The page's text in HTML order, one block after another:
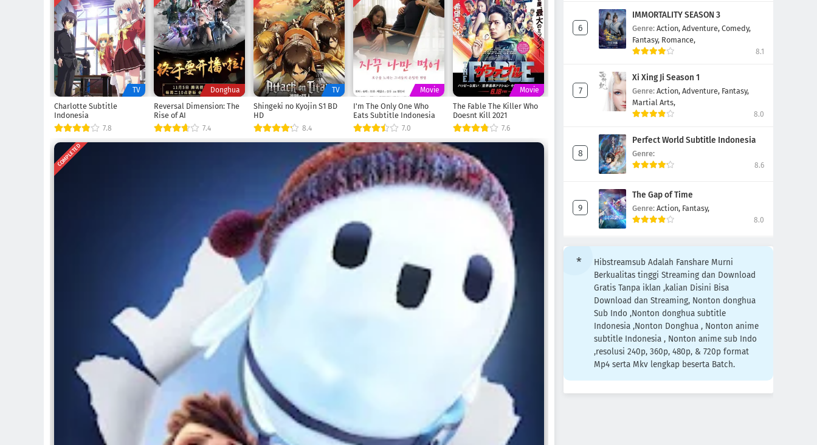
TV
Charlotte Subtitle
Indonesia
7.8
Donghua
Reversal Dimension: The
Rise of AI
7.4
TV
Shingeki no Kyojin S1 BD
HD
8.4
Movie
I'm The Only One Who
Eats Subtitle Indonesia
7.0
Movie
The Fable The Killer Who
Doesnt Kill 2021
7.6
COMPLETED
IMMORTALITY SEASON 3
Genre: Action, Adventure, Comedy,
Fantasy, Romance,
8.1
Xi Xing Ji Season 1
Genre: Action, Adventure, Fantasy,
Martial Arts,
8.0
Perfect World Subtitle Indonesia
Genre:
8.6
The Gap of Time
Genre: Action, Fantasy,
8.0
Hibstreamsub Adalah Fanshare Murni
Berkualitas tinggi Streaming dan Download
Gratis Tanpa iklan ,kalian Disini Bisa
Download dan Streaming, Nonton donghua
Sub Indo ,Nonton donghua subtitle
Indonesia ,Nonton Donghua , Nonton anime
subtitle Indonesia , Nonton anime sub Indo
,resolusi 240p, 360p, 480p, & 720p format
Mp4 serta Mkv lengkap beserta Batch.